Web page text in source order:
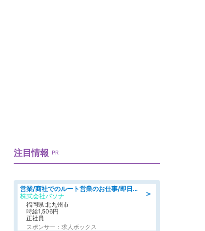
注目情報 PR
＞
営業/商社でのルート営業のお仕事/即日勤務可/車通勤可/営業
株式会社パソナ
福岡県 北九州市
時給1,506円
正社員
スポンサー：求人ボックス